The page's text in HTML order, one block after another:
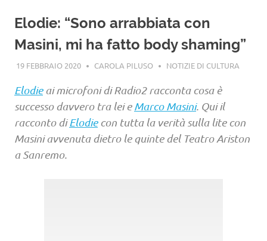
Elodie: “Sono arrabbiata con
Masini, mi ha fatto body shaming”
19 FEBBRAIO 2020 CAROLA PILUSO NOTIZIE DI CULTURA
Elodieai microfoni di Radio2 racconta cosa è
successo davvero tra lei eMarco Masini. Qui il
racconto diElodiecon tutta la verità sulla lite con
Masini avvenuta dietro le quinte del Teatro Ariston
a Sanremo.